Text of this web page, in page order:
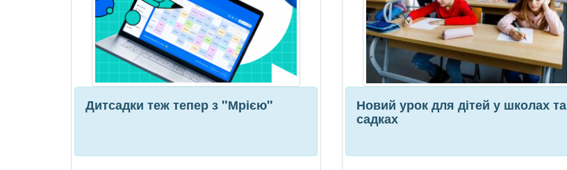
Дитсадки теж тепер з "Мрією" Новий урок для дітей у школах та
садках